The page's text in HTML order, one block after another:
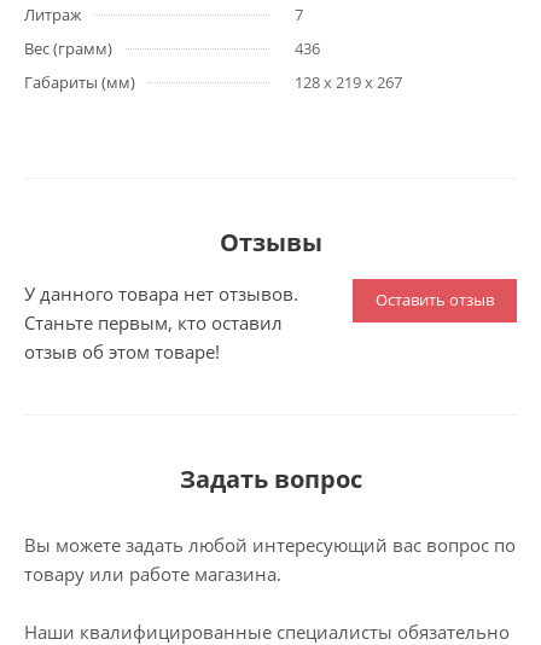
Литраж
7
Вес (грамм)
436
Габариты (мм)
128 x 219 x 267
Отзывы
Оставить отзыв
У данного товара нет отзывов.
Станьте первым, кто оставил
отзыв об этом товаре!
Задать вопрос
Вы можете задать любой интересующий вас вопрос по
товару или работе магазина.
Наши квалифицированные специалисты обязательно